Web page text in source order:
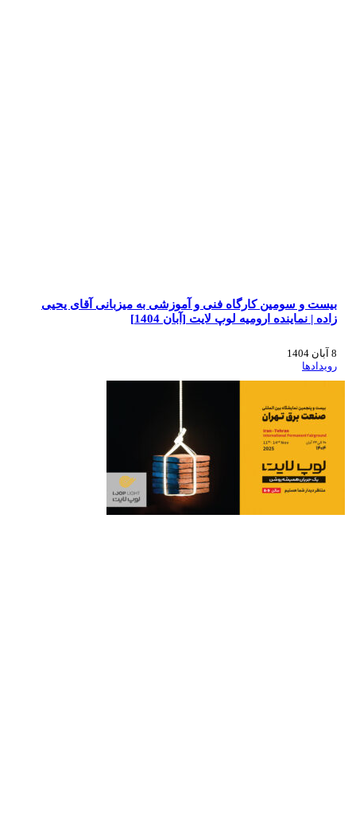
بیست و سومین کارگاه فنی و آموزشی به میزبانی آقای یحیی
زاده | نماینده ارومیه لوپ لایت [آبان 1404]
8 آبان 1404
رویدادها